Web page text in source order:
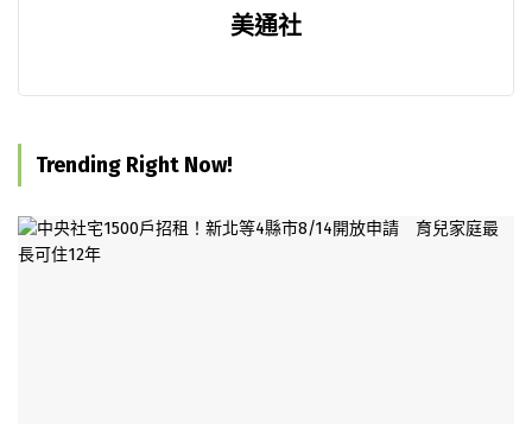
美通社
Trending Right Now!